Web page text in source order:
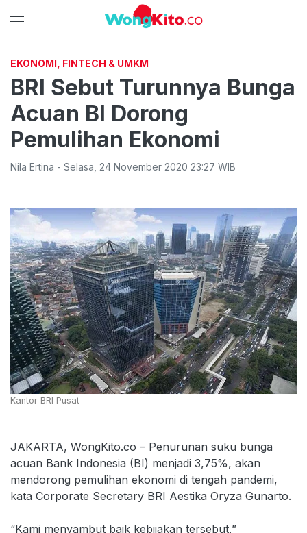
EKONOMI, FINTECH & UMKM
BRI Sebut Turunnya Bunga
Acuan BI Dorong
Pemulihan Ekonomi
Nila Ertina - Selasa 24 November 2020 23:27 WIB
Kantor BRI Pusat
JAKARTA, WongKito.co – Penurunan suku bunga
acuan Bank Indonesia (BI) menjadi 3,75%, akan
mendorong pemulihan ekonomi di tengah pandemi,
kata Corporate Secretary BRI Aestika Oryza Gunarto.
“Kami menyambut baik kebijakan tersebut,”